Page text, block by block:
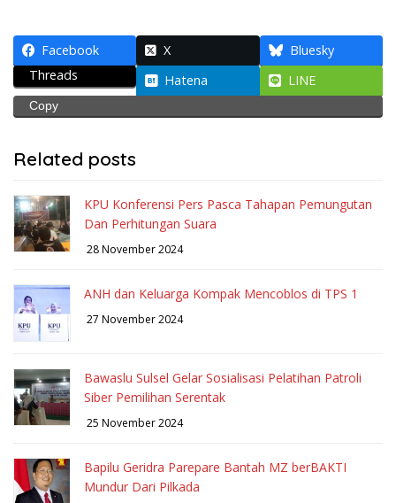
Facebook X
Bluesky
Threads
Hatena LINE
Copy
Related posts
KPU Konferensi Pers Pasca Tahapan Pemungutan
Dan Perhitungan Suara
28 November 2024
ANH dan Keluarga Kompak Mencoblos di TPS 1
27 November 2024
Bawaslu Sulsel Gelar Sosialisasi Pelatihan Patroli
Siber Pemilihan Serentak
25 November 2024
Bapilu Geridra Parepare Bantah MZ berBAKTI
Mundur Dari Pilkada